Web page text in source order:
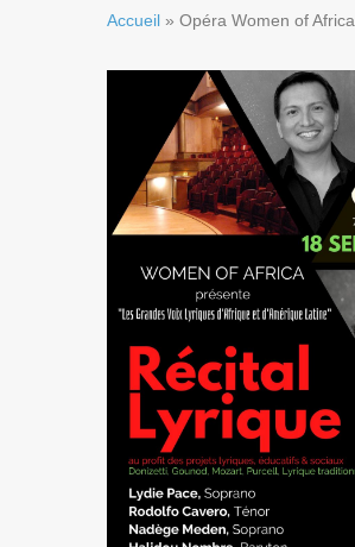
Accueil » Opéra Women of Africa